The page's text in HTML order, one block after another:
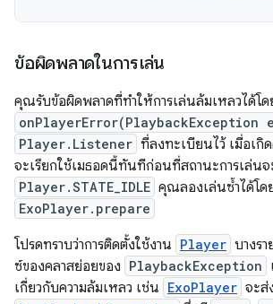
ข้อผิดพลาดในการเล่น
คุณรับข้อผิดพลาดที่ทำให้การเล่นล้มเหลวได้โด
onPlayerError(PlaybackException
Player.Listener ที่ลงทะเบียนไว้ เมื่อเกิ
จะเรียกใช้เมธอดนี้ทันทีก่อนที่สถานะการเล่น
Player.STATE_IDLE คุณลองเล่นซ้ำได้โด
ExoPlayer.prepare
โปรดทราบว่าการติดตั้งใช้งาน Player บางร
ซ์ของคลาสย่อยของ PlaybackException
เกี่ยวกับความล้มเหลว เช่น ExoPlayer จะส่